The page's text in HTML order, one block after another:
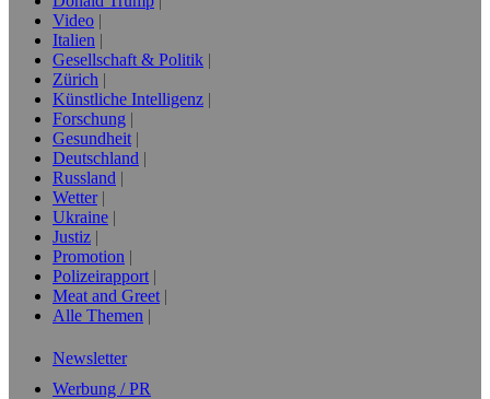
Video
Italien
Gesellschaft & Politik
Zürich
Künstliche Intelligenz
Forschung
Gesundheit
Deutschland
Russland
Wetter
Ukraine
Justiz
Promotion
Polizeirapport
Meat and Greet
Alle Themen
Newsletter
Werbung / PR